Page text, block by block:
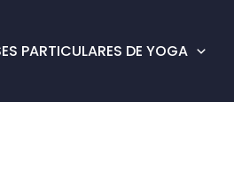
PARTICULARES DE YOGA